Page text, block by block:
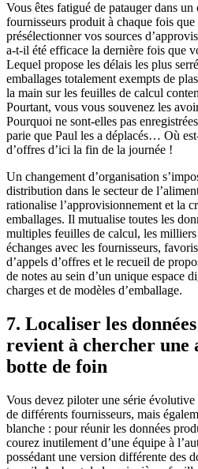
Vous êtes fatigué de patauger dans un
fournisseurs produit à chaque fois que
présélectionner vos sources
a-t-il été efficace la dernière fois que
Lequel propose les délais les plus
emballages totalement exempts de
la main sur les feuilles de calcul
Pourtant, vous vous souvenez les
Pourquoi ne sont-elles pas
parie que Paul les a déplacés… Où
d’offres d’ici la fin de la journée !
Un changement d’organisation
distribution dans le secteur de
rationalise l’approvisionnement et la
emballages. Il mutualise toutes les
multiples feuilles de calcul, les
échanges avec les fournisseurs,
d’appels d’offres et le recueil de
de notes au sein d’un unique espace
charges et de modèles d’emballage.
7. Localiser les
revient à chercher une
botte de foin
Vous devez piloter une série
de différents fournisseurs, mais
blanche : pour réunir les données
courez inutilement d’une équipe à
possédant une version différente des